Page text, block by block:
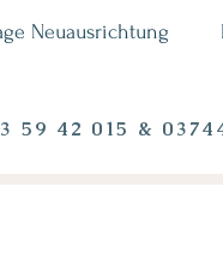
Neuausrichtung
59 42 015 &